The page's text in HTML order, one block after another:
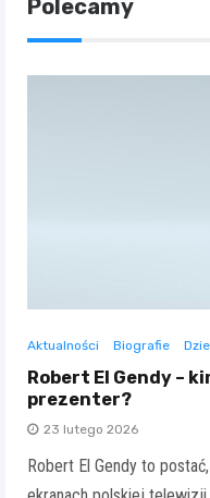
Polecamy
Aktualności Biografie
Robert El Gendy –
prezenter?
23 lutego 2026
Robert El Gendy to